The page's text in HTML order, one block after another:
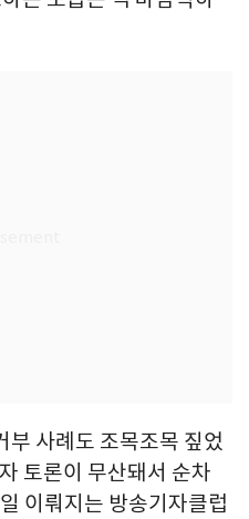
부 사례도 조목조목 짚었
토론이 무산돼서 순차
이뤄지는 방송기자클럽